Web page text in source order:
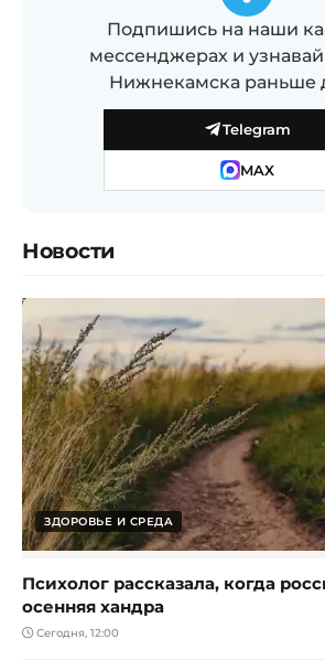
Подпишись на наши
мессенджерах и
Нижнекамска раньше
Telegram
MAX
Новости
ЗДОРОВЬЕ И СРЕДА
Психолог рассказала, когда
осенняя хандра
Сегодня, 12:00